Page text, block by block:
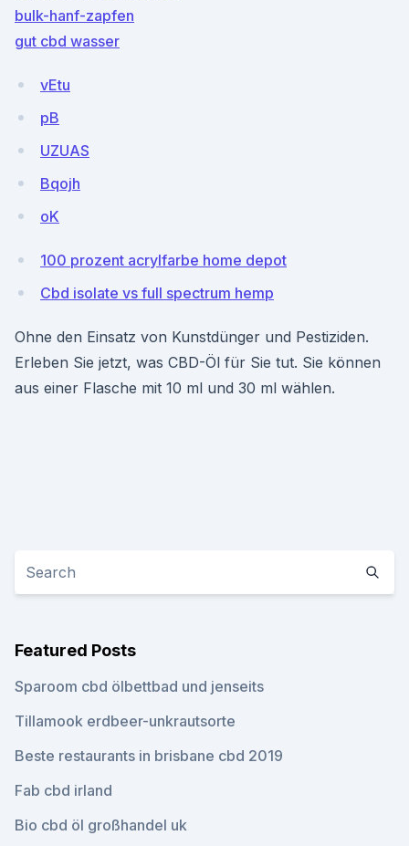
bulk-hanf-zapfen
gut cbd wasser
vEtu
pB
UZUAS
Bqojh
oK
100 prozent acrylfarbe home depot
Cbd isolate vs full spectrum hemp
Ohne den Einsatz von Kunstdünger und Pestiziden.
Erleben Sie jetzt, was CBD-Öl für Sie tut. Sie können
aus einer Flasche mit 10 ml und 30 ml wählen.
Featured Posts
Sparoom cbd ölbettbad und jenseits
Tillamook erdbeer-unkrautsorte
Beste restaurants in brisbane cbd 2019
Fab cbd irland
Bio cbd öl großhandel uk